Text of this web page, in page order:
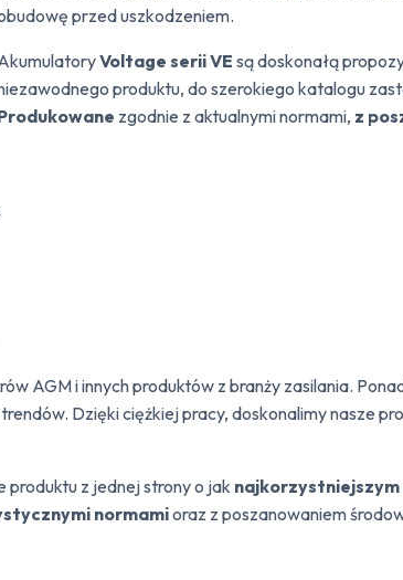
przed uszkodzeniem.
Voltage serii VE są doskonałą
produktu, do szerokiego katalogu
zgodnie z aktualnymi normami, z
AGM i innych produktów z branży zasilania.
Dzięki ciężkiej pracy, doskonalimy nasze
produktu z jednej strony o jak najkorzystniejszym
normamioraz z poszanowaniem